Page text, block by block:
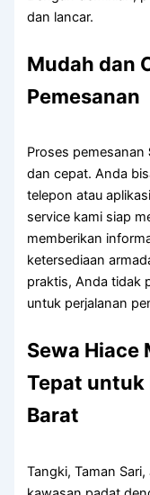
dan lancar.
Mudah dan
Pemesanan
Proses pemesanan
dan cepat. Anda
telepon atau
service kami siap
memberikan
ketersediaan
praktis, Anda tidak
untuk perjalanan
Sewa Hiace
Tepat untuk
Barat
Tangki, Taman